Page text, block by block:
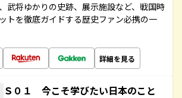
武将ゆかりの史跡、展示施設など、戦国時
トを徹底ガイドする歴史ファン必携の一
詳細を見る
Ｓ０１ 今こそ学びたい日本のこと